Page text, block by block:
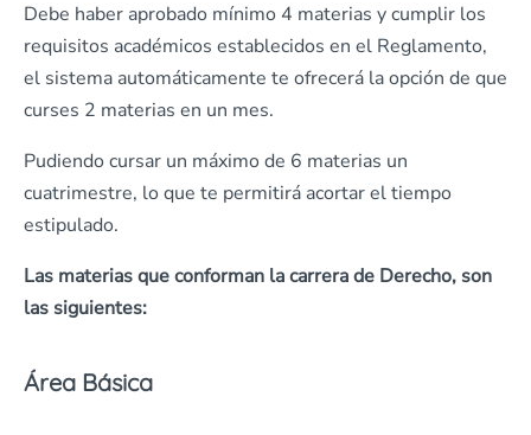
Debe haber aprobado mínimo 4 materias y cumplir los
requisitos académicos establecidos en el Reglamento,
el sistema automáticamente te ofrecerá la opción de que
curses 2 materias en un mes.
Pudiendo cursar un máximo de 6 materias un
cuatrimestre, lo que te permitirá acortar el tiempo
estipulado.
Las materias que conforman la carrera de Derecho, son
las siguientes:
Área Básica